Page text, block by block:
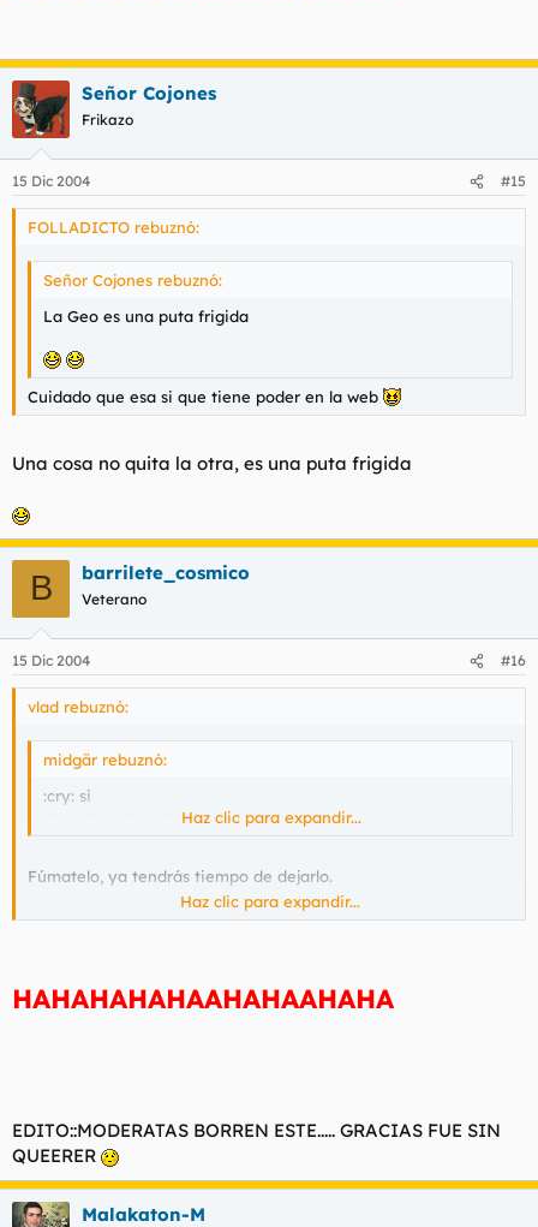
Señor Cojones
Frikazo
15 Dic 2004 #15
FOLLADICTO rebuznó:
Señor Cojones rebuznó:
La Geo es una puta frigida
Cuidado que esa si que tiene poder en la web
Una cosa no quita la otra, es una puta frigida
B barrilete_cosmico
Veterano
15 Dic 2004 #16
vlad rebuznó:
midgär rebuznó:
:cry: si
Haz clic para expandir...
Fúmatelo, ya tendrás tiempo de dejarlo.
Haz clic para expandir...
HAHAHAHAHAAHAHAAHAHA
EDITO::MODERATAS BORREN ESTE..... GRACIAS FUE SIN
QUEERER
Malakaton-M